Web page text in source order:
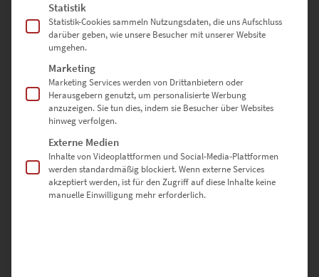
€24,90 –€ 919,00
Enthält 19% Mwst.
zzgl.Versand
Statistik
Statistik-Cookies sammeln Nutzungsdaten, die uns Aufschluss
darüber geben, wie unsere Besucher mit unserer Website
umgehen.
Marketing
Marketing Services werden von Drittanbietern oder
Herausgebern genutzt, um personalisierte Werbung
anzuzeigen. Sie tun dies, indem sie Besucher über Websites
hinweg verfolgen.
Externe Medien
Inhalte von Videoplattformen und Social-Media-Plattformen
werden standardmäßig blockiert. Wenn externe Services
akzeptiert werden, ist für den Zugriff auf diese Inhalte keine
manuelle Einwilligung mehr erforderlich.